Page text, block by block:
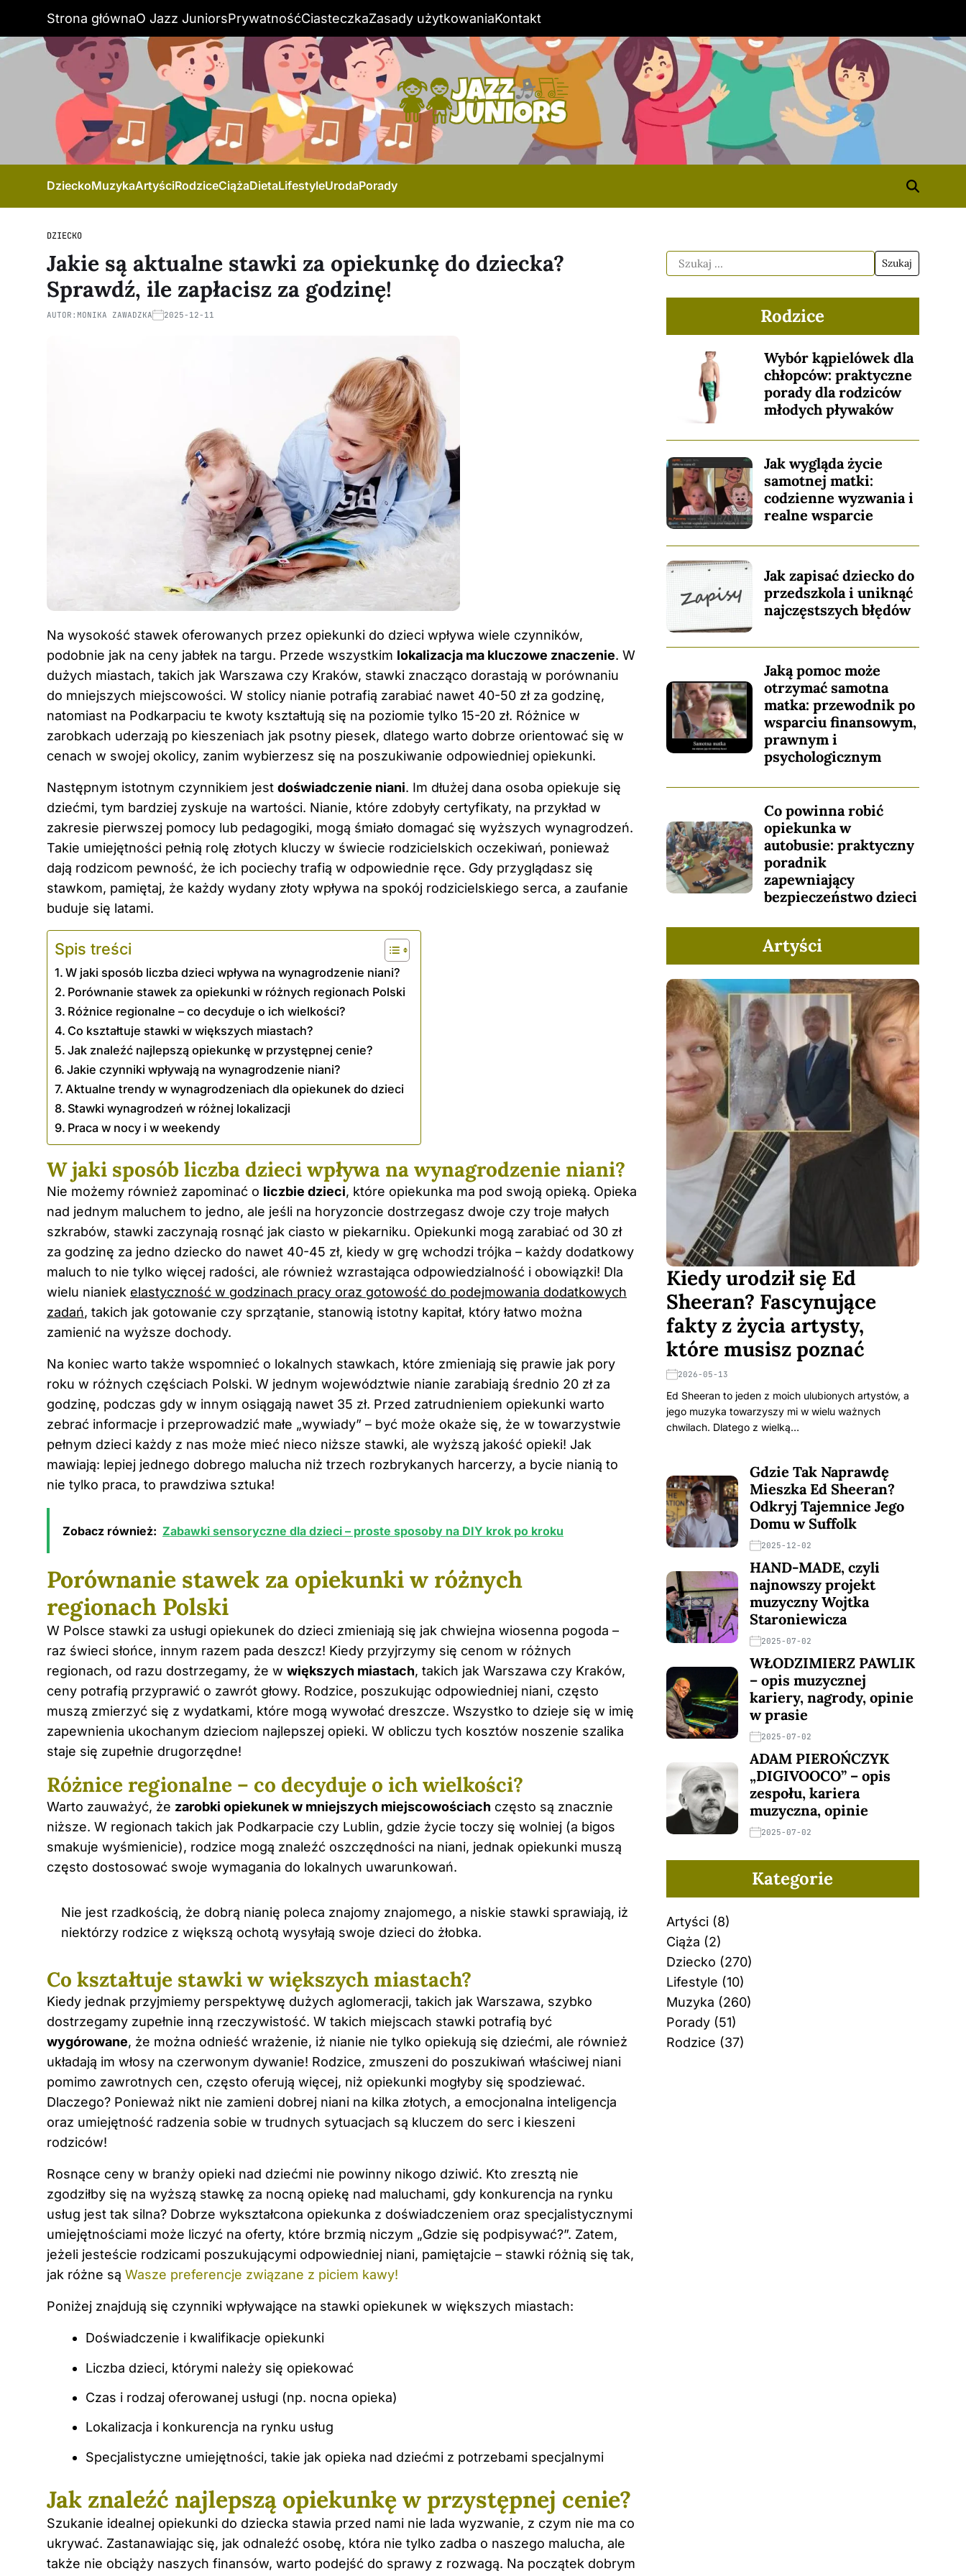
Strona głównaO Jazz JuniorsPrywatnośćCiasteczkaZasady użytkowaniaKontakt
DzieckoMuzykaArtyściRodziceCiążaDietaLifestyleUrodaPorady
DZIECKO
Jakie są aktualne stawki za opiekunkę do dziecka?
Sprawdź, ile zapłacisz za godzinę!
AUTOR: MONIKA ZAWADZKA 2025-12-11
Na wysokość stawek oferowanych przez opiekunki do dzieci wpływa wiele czynników,
podobnie jak na ceny jabłek na targu. Przede wszystkim lokalizacja ma kluczowe znaczenie. W
dużych miastach, takich jak Warszawa czy Kraków, stawki znacząco dorastają w porównaniu
do mniejszych miejscowości. W stolicy nianie potrafią zarabiać nawet 40-50 zł za godzinę,
natomiast na Podkarpaciu te kwoty kształtują się na poziomie tylko 15-20 zł. Różnice w
zarobkach uderzają po kieszeniach jak psotny piesek, dlatego warto dobrze orientować się w
cenach w swojej okolicy, zanim wybierzesz się na poszukiwanie odpowiedniej opiekunki.
Następnym istotnym czynnikiem jest doświadczenie niani. Im dłużej dana osoba opiekuje się
dziećmi, tym bardziej zyskuje na wartości. Nianie, które zdobyły certyfikaty, na przykład w
zakresie pierwszej pomocy lub pedagogiki, mogą śmiało domagać się wyższych wynagrodzeń.
Takie umiejętności pełnią rolę złotych kluczy w świecie rodzicielskich oczekiwań, ponieważ
dają rodzicom pewność, że ich pociechy trafią w odpowiednie ręce. Gdy przyglądasz się
stawkom, pamiętaj, że każdy wydany złoty wpływa na spokój rodzicielskiego serca, a zaufanie
buduje się latami.
Spis treści
W jaki sposób liczba dzieci wpływa na wynagrodzenie niani?
Porównanie stawek za opiekunki w różnych regionach Polski
Różnice regionalne – co decyduje o ich wielkości?
Co kształtuje stawki w większych miastach?
Jak znaleźć najlepszą opiekunkę w przystępnej cenie?
Jakie czynniki wpływają na wynagrodzenie niani?
Aktualne trendy w wynagrodzeniach dla opiekunek do dzieci
Stawki wynagrodzeń w różnej lokalizacji
Praca w nocy i w weekendy
W jaki sposób liczba dzieci wpływa na wynagrodzenie niani?
Nie możemy również zapominać o liczbie dzieci, które opiekunka ma pod swoją opieką. Opieka
nad jednym maluchem to jedno, ale jeśli na horyzoncie dostrzegasz dwoje czy troje małych
szkrabów, stawki zaczynają rosnąć jak ciasto w piekarniku. Opiekunki mogą zarabiać od 30 zł
za godzinę za jedno dziecko do nawet 40-45 zł, kiedy w grę wchodzi trójka – każdy dodatkowy
maluch to nie tylko więcej radości, ale również wzrastająca odpowiedzialność i obowiązki! Dla
wielu nianiek elastyczność w godzinach pracy oraz gotowość do podejmowania dodatkowych
zadań, takich jak gotowanie czy sprzątanie, stanowią istotny kapitał, który łatwo można
zamienić na wyższe dochody.
Na koniec warto także wspomnieć o lokalnych stawkach, które zmieniają się prawie jak pory
roku w różnych częściach Polski. W jednym województwie nianie zarabiają średnio 20 zł za
godzinę, podczas gdy w innym osiągają nawet 35 zł. Przed zatrudnieniem opiekunki warto
zebrać informacje i przeprowadzić małe „wywiady” – być może okaże się, że w towarzystwie
pełnym dzieci każdy z nas może mieć nieco niższe stawki, ale wyższą jakość opieki! Jak
mawiają: lepiej jednego dobrego malucha niż trzech rozbrykanych harcerzy, a bycie nianią to
nie tylko praca, to prawdziwa sztuka!
Zobacz również: Zabawki sensoryczne dla dzieci – proste sposoby na DIY krok po kroku
Porównanie stawek za opiekunki w różnych
regionach Polski
W Polsce stawki za usługi opiekunek do dzieci zmieniają się jak chwiejna wiosenna pogoda –
raz świeci słońce, innym razem pada deszcz! Kiedy przyjrzymy się cenom w różnych
regionach, od razu dostrzegamy, że w większych miastach, takich jak Warszawa czy Kraków,
ceny potrafią przyprawić o zawrót głowy. Rodzice, poszukując odpowiedniej niani, często
muszą zmierzyć się z wydatkami, które mogą wywołać dreszcze. Wszystko to dzieje się w imię
zapewnienia ukochanym dzieciom najlepszej opieki. W obliczu tych kosztów noszenie szalika
staje się zupełnie drugorzędne!
Różnice regionalne – co decyduje o ich wielkości?
Warto zauważyć, że zarobki opiekunek w mniejszych miejscowościach często są znacznie
niższe. W regionach takich jak Podkarpacie czy Lublin, gdzie życie toczy się wolniej (a bigos
smakuje wyśmienicie), rodzice mogą znaleźć oszczędności na niani, jednak opiekunki muszą
często dostosować swoje wymagania do lokalnych uwarunkowań.
Nie jest rzadkością, że dobrą nianię poleca znajomy znajomego, a niskie stawki sprawiają, iż
niektórzy rodzice z większą ochotą wysyłają swoje dzieci do żłobka.
Co kształtuje stawki w większych miastach?
Kiedy jednak przyjmiemy perspektywę dużych aglomeracji, takich jak Warszawa, szybko
dostrzegamy zupełnie inną rzeczywistość. W takich miejscach stawki potrafią być
wygórowane, że można odnieść wrażenie, iż nianie nie tylko opiekują się dziećmi, ale również
układają im włosy na czerwonym dywanie! Rodzice, zmuszeni do poszukiwań właściwej niani
pomimo zawrotnych cen, często oferują więcej, niż opiekunki mogłyby się spodziewać.
Dlaczego? Ponieważ nikt nie zamieni dobrej niani na kilka złotych, a emocjonalna inteligencja
oraz umiejętność radzenia sobie w trudnych sytuacjach są kluczem do serc i kieszeni
rodziców!
Rosnące ceny w branży opieki nad dziećmi nie powinny nikogo dziwić. Kto zresztą nie
zgodziłby się na wyższą stawkę za nocną opiekę nad maluchami, gdy konkurencja na rynku
usług jest tak silna? Dobrze wykształcona opiekunka z doświadczeniem oraz specjalistycznymi
umiejętnościami może liczyć na oferty, które brzmią niczym „Gdzie się podpisywać?”. Zatem,
jeżeli jesteście rodzicami poszukującymi odpowiedniej niani, pamiętajcie – stawki różnią się tak,
jak różne są Wasze preferencje związane z piciem kawy!
Poniżej znajdują się czynniki wpływające na stawki opiekunek w większych miastach:
Doświadczenie i kwalifikacje opiekunki
Liczba dzieci, którymi należy się opiekować
Czas i rodzaj oferowanej usługi (np. nocna opieka)
Lokalizacja i konkurencja na rynku usług
Specjalistyczne umiejętności, takie jak opieka nad dziećmi z potrzebami specjalnymi
Jak znaleźć najlepszą opiekunkę w przystępnej cenie?
Szukanie idealnej opiekunki do dziecka stawia przed nami nie lada wyzwanie, z czym nie ma co
ukrywać. Zastanawiając się, jak odnaleźć osobę, która nie tylko zadba o naszego malucha, ale
także nie obciąży naszych finansów, warto podejść do sprawy z rozwagą. Na początek dobrym
Rodzice
Wybór kąpielówek dla
chłopców: praktyczne
porady dla rodziców
młodych pływaków
Jak wygląda życie
samotnej matki:
codzienne wyzwania i
realne wsparcie
Jak zapisać dziecko do
przedszkola i uniknąć
najczęstszych błędów
Jaką pomoc może
otrzymać samotna
matka: przewodnik po
wsparciu finansowym,
prawnym i
psychologicznym
Co powinna robić
opiekunka w
autobusie: praktyczny
poradnik
zapewniający
bezpieczeństwo dzieci
Artyści
Kiedy urodził się Ed
Sheeran? Fascynujące
fakty z życia artysty,
które musisz poznać
2026-05-13
Ed Sheeran to jeden z moich ulubionych artystów, a
jego muzyka towarzyszy mi w wielu ważnych
chwilach. Dlatego z wielką…
Gdzie Tak Naprawdę
Mieszka Ed Sheeran?
Odkryj Tajemnice Jego
Domu w Suffolk
2025-12-02
HAND-MADE, czyli
najnowszy projekt
muzyczny Wojtka
Staroniewicza
2025-07-02
WŁODZIMIERZ PAWLIK
– opis muzycznej
kariery, nagrody, opinie
w prasie
2025-07-02
ADAM PIEROŃCZYK
„DIGIVOOCO” – opis
zespołu, kariera
muzyczna, opinie
2025-07-02
Kategorie
Artyści(8)
Ciąża (2)
Dziecko (270)
Lifestyle (10)
Muzyka (260)
Porady(51)
Rodzice (37)